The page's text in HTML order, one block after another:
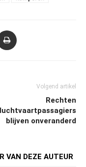
Volgend artikel
Rechten
luchtvaartpassagiers
blijven onveranderd
VAN DEZE AUTEUR